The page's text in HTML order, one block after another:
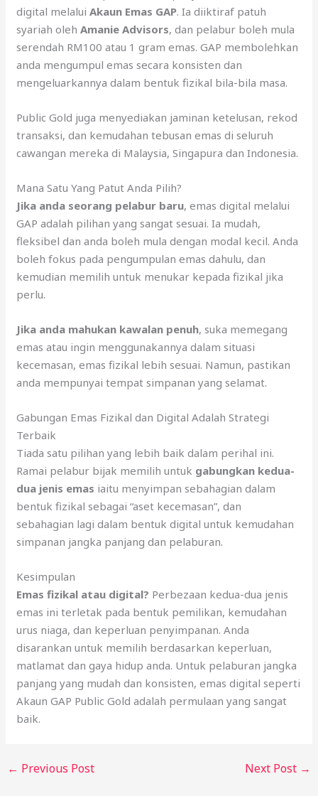
digital melaluiAkaun Emas GAP. Ia diiktiraf patuh
syariah olehAmanie Advisors, dan pelabur boleh mula
serendah RM100 atau 1 gram emas. GAP membolehkan
anda mengumpul emas secara konsisten dan
mengeluarkannya dalam bentuk fizikal bila-bila masa.
Public Gold juga menyediakan jaminan ketelusan, rekod
transaksi, dan kemudahan tebusan emas di seluruh
cawangan mereka di Malaysia, Singapura dan Indonesia.
Mana Satu Yang Patut Anda Pilih?
Jika anda seorang pelabur baru, emas digital melalui
GAP adalah pilihan yang sangat sesuai. Ia mudah,
fleksibel dan anda boleh mula dengan modal kecil. Anda
boleh fokus pada pengumpulan emas dahulu, dan
kemudian memilih untuk menukar kepada fizikal jika
perlu.
Jika anda mahukan kawalan penuh, suka memegang
emas atau ingin menggunakannya dalam situasi
kecemasan, emas fizikal lebih sesuai. Namun, pastikan
anda mempunyai tempat simpanan yang selamat.
Gabungan Emas Fizikal dan Digital Adalah Strategi
Terbaik
Tiada satu pilihan yang lebih baik dalam perihal ini.
Ramai pelabur bijak memilih untuk gabungkan kedua-
dua jenis emas iaitu menyimpan sebahagian dalam
bentuk fizikal sebagai “aset kecemasan”, dan
sebahagian lagi dalam bentuk digital untuk kemudahan
simpanan jangka panjang dan pelaburan.
Kesimpulan
Emas fizikal atau digital? Perbezaan kedua-dua jenis
emas ini terletak pada bentuk pemilikan, kemudahan
urus niaga, dan keperluan penyimpanan. Anda
disarankan untuk memilih berdasarkan keperluan,
matlamat dan gaya hidup anda. Untuk pelaburan jangka
panjang yang mudah dan konsisten, emas digital seperti
Akaun GAP Public Gold adalah permulaan yang sangat
baik.
← Previous Post Next Post →